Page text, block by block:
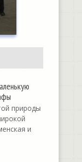
природы
и